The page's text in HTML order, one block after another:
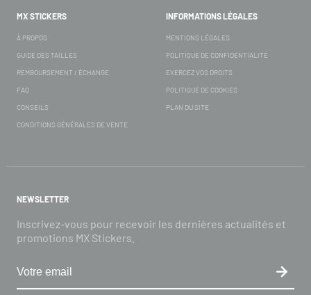
MX STICKERS
À PROPOS
GUIDE DES TAILLES
REMBOURSEMENT / ÉCHANGE
FAQ
CONSEILS
CONDITIONS GÉNÉRALES DE VENTE
INFORMATIONS LÉGALES
MENTIONS LÉGALES
POLITIQUE DE CONFIDENTIALITÉ
EXERCEZ VOS DROITS
POLITIQUE DE COOKIES
PLAN DU SITE
NEWSLETTER
Inscrivez-vous pour recevoir les dernières actualités et
promotions MX Stickers.